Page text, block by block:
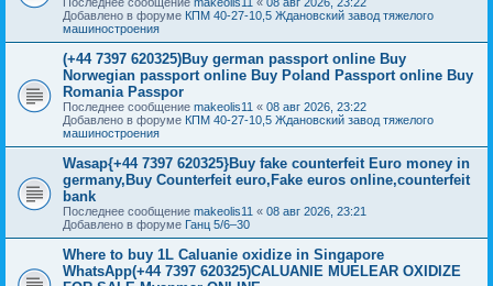
Добавлено в форуме КПМ 40-27-10,5 Ждановский завод тяжелого
машиностроения
(+44 7397 620325)Buy german passport online Buy
Norwegian passport online Buy Poland Passport online Buy
Romania Passpor
Последнее сообщение makeolis11 « 08 авг 2026, 23:22
Добавлено в форуме КПМ 40-27-10,5 Ждановский завод тяжелого
машиностроения
Wasap{+44 7397 620325}Buy fake counterfeit Euro money in
germany,Buy Counterfeit euro,Fake euros online,counterfeit
bank
Последнее сообщение makeolis11 « 08 авг 2026, 23:21
Добавлено в форуме Ганц 5/6–30
Where to buy 1L Caluanie oxidize in Singapore
WhatsApp(+44 7397 620325)CALUANIE MUELEAR OXIDIZE